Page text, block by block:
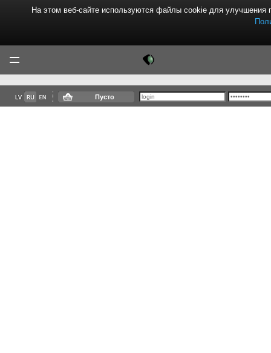
Menu
Пусто
На этом веб-сайте используются файлы cookie для улучшения